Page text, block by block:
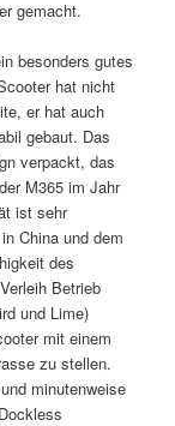
gemacht.
besonders gutes
hat nicht
er hat auch
gebaut. Das
verpackt, das
M365 im Jahr
ist sehr
China und dem
des
Betrieb
und Lime)
mit einem
zu stellen.
minutenweise